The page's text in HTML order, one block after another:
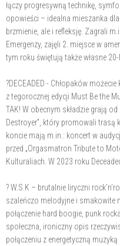
łączy progresywną technikę,
opowieści – idealna mieszanka
brzmienie, ale i refleksję. Zagrali
Emergenzy, zajęli 2. miejsce w
tym roku świętują także własne
?DECEADED - Chłopaków
z tegorocznej edycji Must Be the
TAK! W obecnym składzie grają
Destroyer”, który promowali trasą
koncie mają m.in.: koncert w
przed „Orgasmatron Tribute to
Kulturaliach. W 2023 roku
? W.S.K – brutalnie liryczni
szaleńczo melodyjne i smakowite
połączenie hard boogie, punk
społeczna, ironiczny opis
połączeniu z energetyczną